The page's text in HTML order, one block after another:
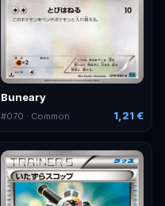
Buneary
#070 · Common 1,21 €